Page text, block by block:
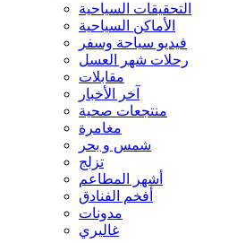
التحقيقات السياحية
الأماكن السياحية
فيديو سياحة وسفر
رحلات شهر العسل
مقابلات
آخر الأخبار
منتجعات صحية
مغامرة
شمس و بحر
تزلج
أشهر المطاعم
أفخم الفنادق
مدونات
غاليري